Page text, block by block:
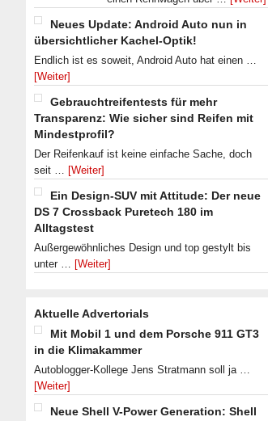
Neues Update: Android Auto nun in
übersichtlicher Kachel-Optik!
Endlich ist es soweit, Android Auto hat einen …
[Weiter]
Gebrauchtreifentests für mehr
Transparenz: Wie sicher sind Reifen mit
Mindestprofil?
Der Reifenkauf ist keine einfache Sache, doch
seit … [Weiter]
Ein Design-SUV mit Attitude: Der neue
DS 7 Crossback Puretech 180 im
Alltagstest
Außergewöhnliches Design und top gestylt bis
unter … [Weiter]
Aktuelle Advertorials
Mit Mobil 1 und dem Porsche 911 GT3
in die Klimakammer
Autoblogger-Kollege Jens Stratmann soll ja …
[Weiter]
Neue Shell V-Power Generation: Shell